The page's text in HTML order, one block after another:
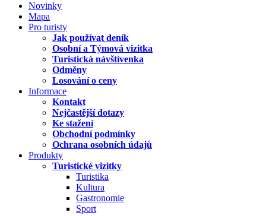
Novinky
Mapa
Pro turisty
Jak používat deník
Osobní a Týmová vizitka
Turistická návštívenka
Odměny
Losování o ceny
Informace
Kontakt
Nejčastější dotazy
Ke stažení
Obchodní podmínky
Ochrana osobních údajů
Produkty
Turistické vizitky
Turistika
Kultura
Gastronomie
Sport